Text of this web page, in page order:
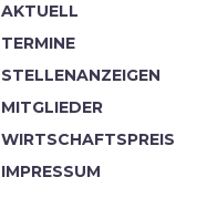
AKTUELL
TERMINE
STELLENANZEIGEN
MITGLIEDER
WIRTSCHAFTSPREIS
IMPRESSUM